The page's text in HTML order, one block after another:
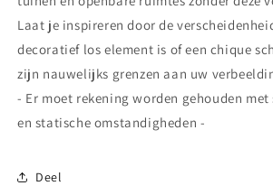
Laat je inspireren door de
decoratief los element is of een chique
zijn nauwelijks grenzen aan uw
- Er moet rekening worden gehouden
en statische omstandigheden -
Deel